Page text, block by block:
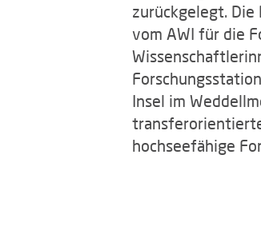
zurückgelegt. Die
vom AWI für die
Insel im
hochseefähige